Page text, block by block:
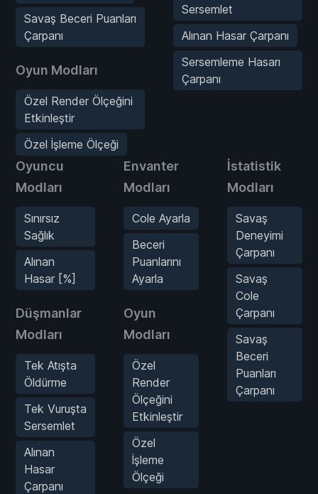
Savaş Beceri Puanları
Çarpanı
Oyun Modları
Özel Render Ölçeğini
Etkinleştir
Özel İşleme Ölçeği
Sersemlet
Alınan Hasar Çarpanı
Sersemleme Hasarı
Çarpanı
Oyuncu
Modları
Sınırsız
Sağlık
Alınan
Hasar [%]
Düşmanlar
Modları
Tek Atışta
Öldürme
Tek Vuruşta
Sersemlet
Alınan
Hasar
Çarpanı
Envanter
Modları
Cole Ayarla
Beceri
Puanlarını
Ayarla
Oyun
Modları
Özel
Render
Ölçeğini
Etkinleştir
Özel
İşleme
Ölçeği
İstatistik
Modları
Savaş
Deneyimi
Çarpanı
Savaş
Cole
Çarpanı
Savaş
Beceri
Puanları
Çarpanı